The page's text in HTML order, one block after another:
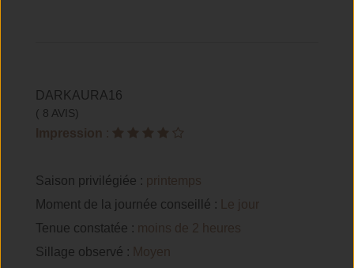
DARKAURA16
( 8 AVIS)
Impression :
Saison privilégiée : printemps
Moment de la journée conseillé :
Le jour
Tenue constatée :
moins de 2 heures
Sillage observé : Moyen